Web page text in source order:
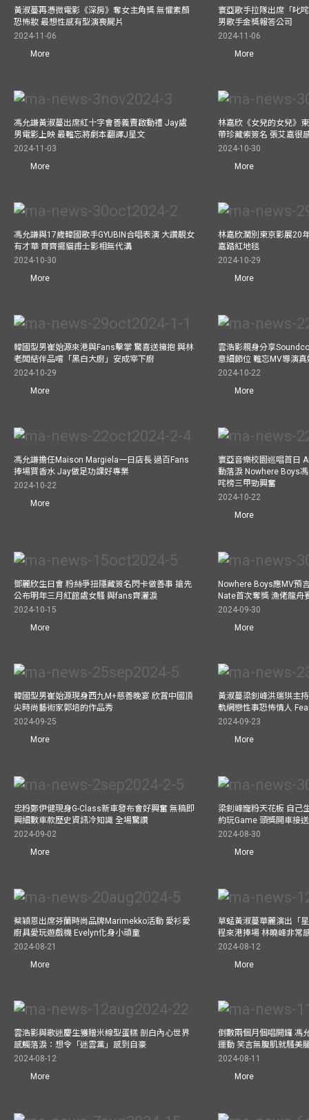
黃淑蔓再憑微電影《深房》奪女主角獎 無懼素顏
恐怖妝 最想性感有型演喪屍片
2024-11-06
More
寰亞歌手拉隊出席「叱
男歌手金獎報答公司
2024-11-06
More
馮允謙黃淑蔓出席紅十字會善義賣啟動禮 Jay處
男電影上映 最難忘將劇本翻譯J星文
2024-11-03
More
林嘉欣《女兒的女兒》
帶珍藏索簽名 張艾嘉很
2024-10-30
More
馮允謙與17歲韓國歌手GYUBIN合唱表演 大讚靚女
有才華 齊齊擺貓甫士影相無代溝
2024-10-30
More
林嘉欣濶別東京影展20
嘉踏紅地毯
2024-10-29
More
韓國型男崔始源來港與Fans擊掌 驚喜送擁抱 與林
老闆結伴品嚐「黑白大廚」安成宰下廚
2024-10-29
More
雲浩影親身分享
意細節位 難忘MV導演
2024-10-22
More
馮允謙擔任Maison Margiela一日店長 過百Fans
捧場買香水 Jay做足功課好專業
2024-10-22
More
寰亞音樂校園巡唱首日
動落淚 Nowhere Boys
咤榜三甲勁興奮
2024-10-22
More
鄧麗欣生日會 粉絲爭扭隱藏簽名閃卡做善事 搶先
公布明年三月紅館處女騷 與fans齊灑淚
2024-10-15
More
Nowhere Boys應MV預
Nate首次奪獎 漁佬龍舟
2024-09-30
More
韓國型男崔始源現身西九M+慈善晚宴 欣賞中國頂
尖時尚藝術家郭培的作品秀
2024-09-25
More
黃淑蔓梁釗峰洪瑞珙主
軌網戀性事恐怖情人
2024-09-23
More
忠粉鄭伊健現身G-Class新車發布會好興奮 無稿即
興細數車款歷史資訊冷知識 全場驚讚
2024-09-02
More
梁釗峰寵粉天花板 自己
約玩Game 頭獎開車接送
2024-08-30
More
蔡穎恩出席芬蘭時尚品牌Marimekko活動 愛衫愛
廚具愛玩遊戲機 Evelyn化身小頑童
2024-08-21
More
草蜢黃淑蔓華麗演出「
程來港捧場 林曉峰非常
2024-08-12
More
雲浩影與歌迷慶生獲贈米線型蛋糕 剖白內心世界
感觸落淚：想令「迷雲黨」感到自豪
2024-08-12
More
倒數兩個月個唱開鑼 馮
運動 笑言無腹肌就騷美
2024-08-11
More